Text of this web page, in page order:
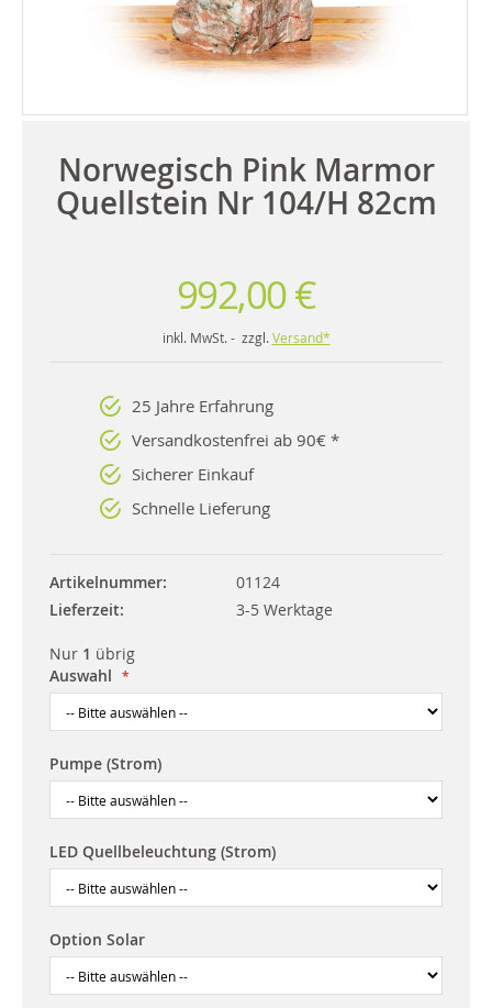
Norwegisch Pink Marmor
Quellstein Nr 104/H 82cm
992,00 €
inkl. MwSt. - zzgl. Versand*
25 Jahre Erfahrung
Versandkostenfrei ab 90€ *
Sicherer Einkauf
Schnelle Lieferung
Artikelnummer
01124
Lieferzeit
3-5 Werktage
Nur 1 übrig
Auswahl
Pumpe (Strom)
LED Quellbeleuchtung (Strom)
Option Solar